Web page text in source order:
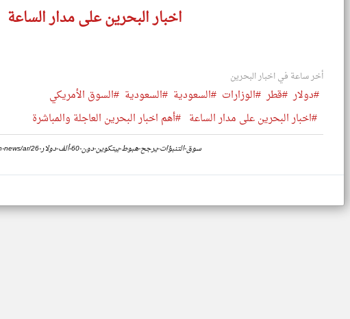
اخبار البحرين على مدار الساعة
أخر ساعة في اخبار البحرين
#دولار #قطر #الوزارات #السعودية #السعودية #السوق الأمريكي
#اخبار البحرين على مدار الساعة #أهم اخبار البحرين العاجلة والمباشرة
https://www.klyoum.com/bahrain-news/ar/26-سوق-التنبؤات-يرجح-هبوط-بيتكوين-دون-60-ألف-دولار